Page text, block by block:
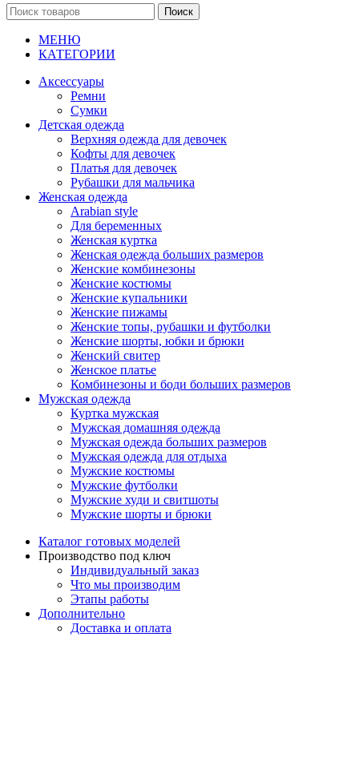
Поиск
МЕНЮ
КАТЕГОРИИ
Аксессуары
Ремни
Сумки
Детская одежда
Верхняя одежда для девочек
Кофты для девочек
Платья для девочек
Рубашки для мальчика
Женская одежда
Arabian style
Для беременных
Женская куртка
Женская одежда больших размеров
Женские комбинезоны
Женские костюмы
Женские купальники
Женские пижамы
Женские топы, рубашки и футболки
Женские шорты, юбки и брюки
Женский свитер
Женское платье
Комбинезоны и боди больших размеров
Мужская одежда
Куртка мужская
Мужская домашняя одежда
Мужская одежда больших размеров
Мужская одежда для отдыха
Мужские костюмы
Мужские футболки
Мужские худи и свитшоты
Мужские шорты и брюки
Каталог готовых моделей
Производство под ключ
Индивидуальный заказ
Что мы производим
Этапы работы
Дополнительно
Доставка и оплата